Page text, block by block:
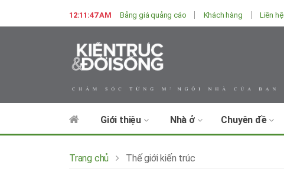
12:11:49 AM Bảng giá quảng cáo Khách hàng Liên hệ
Giới thiệu Nhà ở Chuyên đề
Trang chủ Thế giới kiến trúc